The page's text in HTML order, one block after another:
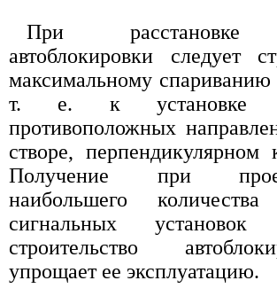
При расстановке
автоблокировки следует
максимальному спариванию
т. е. к установке
противоположных
створе,
Получение при
наибольшего
сигнальных установок
строительство
упрощает ее эксплуатацию.